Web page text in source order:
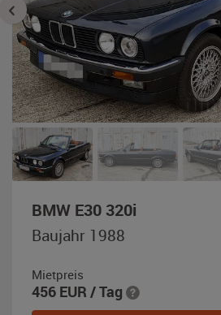
BMW E30 320i
Baujahr 1988
Mietpreis
456 EUR / Tag